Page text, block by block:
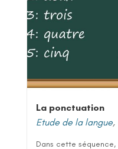
La ponctuation
Etude de la langue,
Dans cette